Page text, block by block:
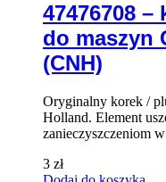
47476708
do maszyn
(CNH)
Oryginalny korek /
Holland. Element
zanieczyszczeniom
3 zł